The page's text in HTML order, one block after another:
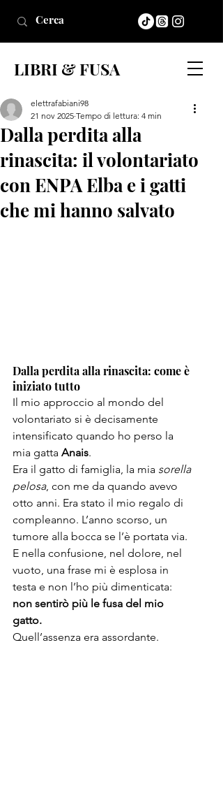
LIBRI & FUSA
Dalla perdita alla
rinascita: il volontariato
con ENPA Elba e i gatti
che mi hanno salvato
elettrafabiani98
21 nov 2025 Tempo di lettura: 4 min
Dalla perdita alla rinascita: come è
iniziato tutto
Il mio approccio al mondo del
volontariato si è decisamente
intensificato quando ho perso la
mia gatta Anais.
Era il gatto di famiglia, la mia sorella
pelosa, con me da quando avevo
otto anni. Era stato il mio regalo di
compleanno. L’anno scorso, un
tumore alla bocca se l’è portata via.
E nella confusione, nel dolore, nel
vuoto, una frase mi è esplosa in
testa e non l’ho più dimenticata:
non sentirò più le fusa del mio
gatto.
Quell’assenza era assordante.